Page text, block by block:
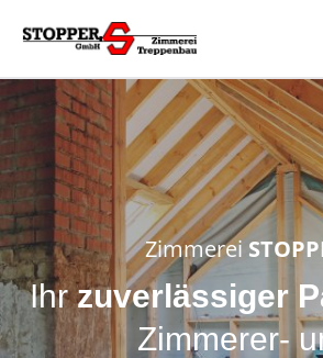
Zimmerei
Ihrzuverlässiger
Zimmerer-